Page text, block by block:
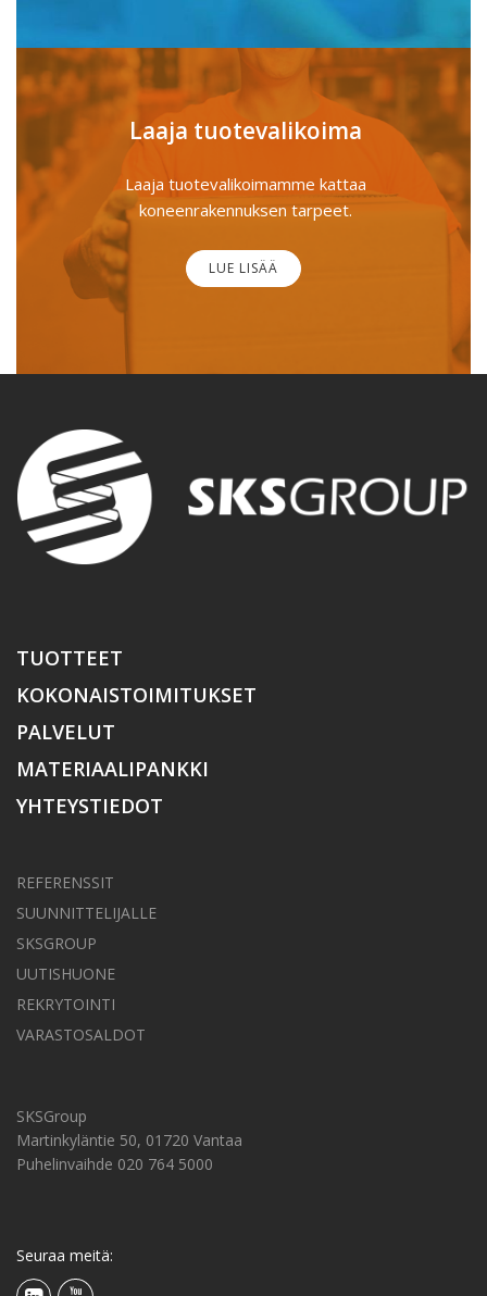
Laaja tuotevalikoima
Laaja tuotevalikoimamme kattaa
koneenrakennuksen tarpeet.
LUE LISÄÄ
TUOTTEET
KOKONAISTOIMITUKSET
PALVELUT
MATERIAALIPANKKI
YHTEYSTIEDOT
REFERENSSIT
SUUNNITTELIJALLE
SKSGROUP
UUTISHUONE
REKRYTOINTI
VARASTOSALDOT
SKSGroup
Martinkyläntie 50, 01720 Vantaa
Puhelinvaihde 020 764 5000
Seuraa meitä: